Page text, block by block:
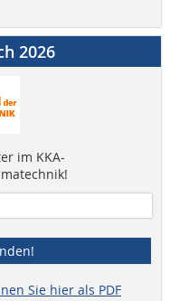
2026
im KKA-
Sie hier als PDF